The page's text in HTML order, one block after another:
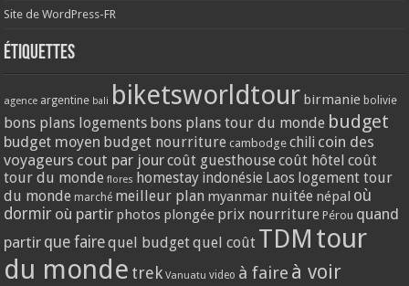
Site de WordPress-FR
Étiquettes
agence argentine bali biketsworldtour birmanie bolivie
bons plans logements bons plans tour du monde budget
budget moyen budget nourriture cambodge chili coin des
voyageurs cout par jourcoût guesthouse coût hôtel coût
tour du monde flores homestay indonésie Laos logement tour
du monde marché meilleur plan myanmar nuitée népal où
dormir où partir photos plongée prix nourriture Pérou quand
partir que fairequel budgetquel coût TDM tour
du monde trek Vanuatu video à faire à voir